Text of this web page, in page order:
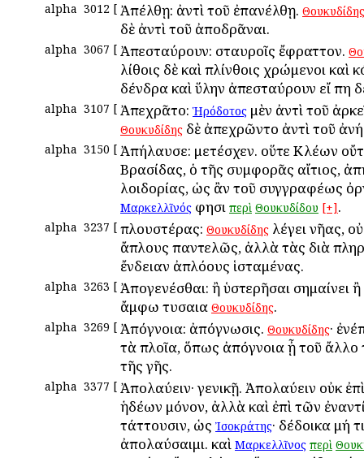
alpha 3012 [ Ἀπέλθῃ: ἀντὶ τοῦ ἐπανέλθῃ. Θουκυδίδης
δὲ ἀντὶ τοῦ ἀποδρᾶναι.
alpha 3067 [ Ἀπεσταύρουν: σταυροῖς ἔφραττον.
λίθοις δὲ καὶ πλίνθοις χρώμενοι καὶ
δένδρα καὶ ὕλην ἀπεσταύρουν εἴ πη
alpha 3107 [ Ἀπεχρᾶτο: Ἡρόδοτος μὲν ἀντὶ τοῦ
Θουκυδίδης δὲ ἀπεχρῶντο ἀντὶ τοῦ
alpha 3150 [ Ἀπήλαυσε: μετέσχεν. οὕτε Κλέων
Βρασίδας, ὁ τῆς συμφορᾶς αἴτιος,
λοιδορίας, ὡς ἂν τοῦ συγγραφέως
Μαρκελλῖνός φησι περὶ Θουκυδίδου [+].
alpha 3237 [ Ἄπλουστέρας: Θουκυδίδης λέγει νῆας,
ἄπλους παντελῶς, ἀλλὰ τὰς διὰ
ἔνδειαν ἀπλόους ἱσταμένας.
alpha 3263 [ Ἀπογενέσθαι: ἢ ὑστερῆσαι σημαίνει
ἄμφω τυσαια Θουκυδίδης.
alpha 3269 [ Ἀπόγνοια: ἀπόγνωσις. Θουκυδίδης·
τὰ πλοῖα, ὅπως ἀπόγνοια ᾖ τοῦ ἄλλο
τῆς γῆς.
alpha 3377 [ Ἀπολαύειν· γενικῇ. Ἀπολαύειν οὐκ
ἡδέων μόνον, ἀλλὰ καὶ ἐπὶ τῶν
τάττουσιν, ὡς Ἰσοκράτης· δέδοικα μή
ἀπολαύσαιμι. καὶ Μαρκελλῖνος περὶ